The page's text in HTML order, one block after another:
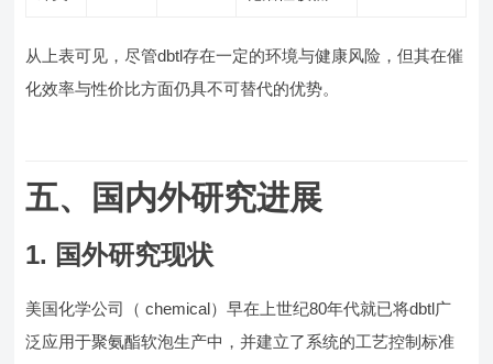
从上表可见，尽管dbtl存在一定的环境与健康风险，但其在催
化效率与性价比方面仍具不可替代的优势。
五、国内外研究进展
1. 国外研究现状
美国化学公司（ chemical）早在上世纪80年代就已将dbtl广
泛应用于聚氨酯软泡生产中，并建立了系统的工艺控制标准